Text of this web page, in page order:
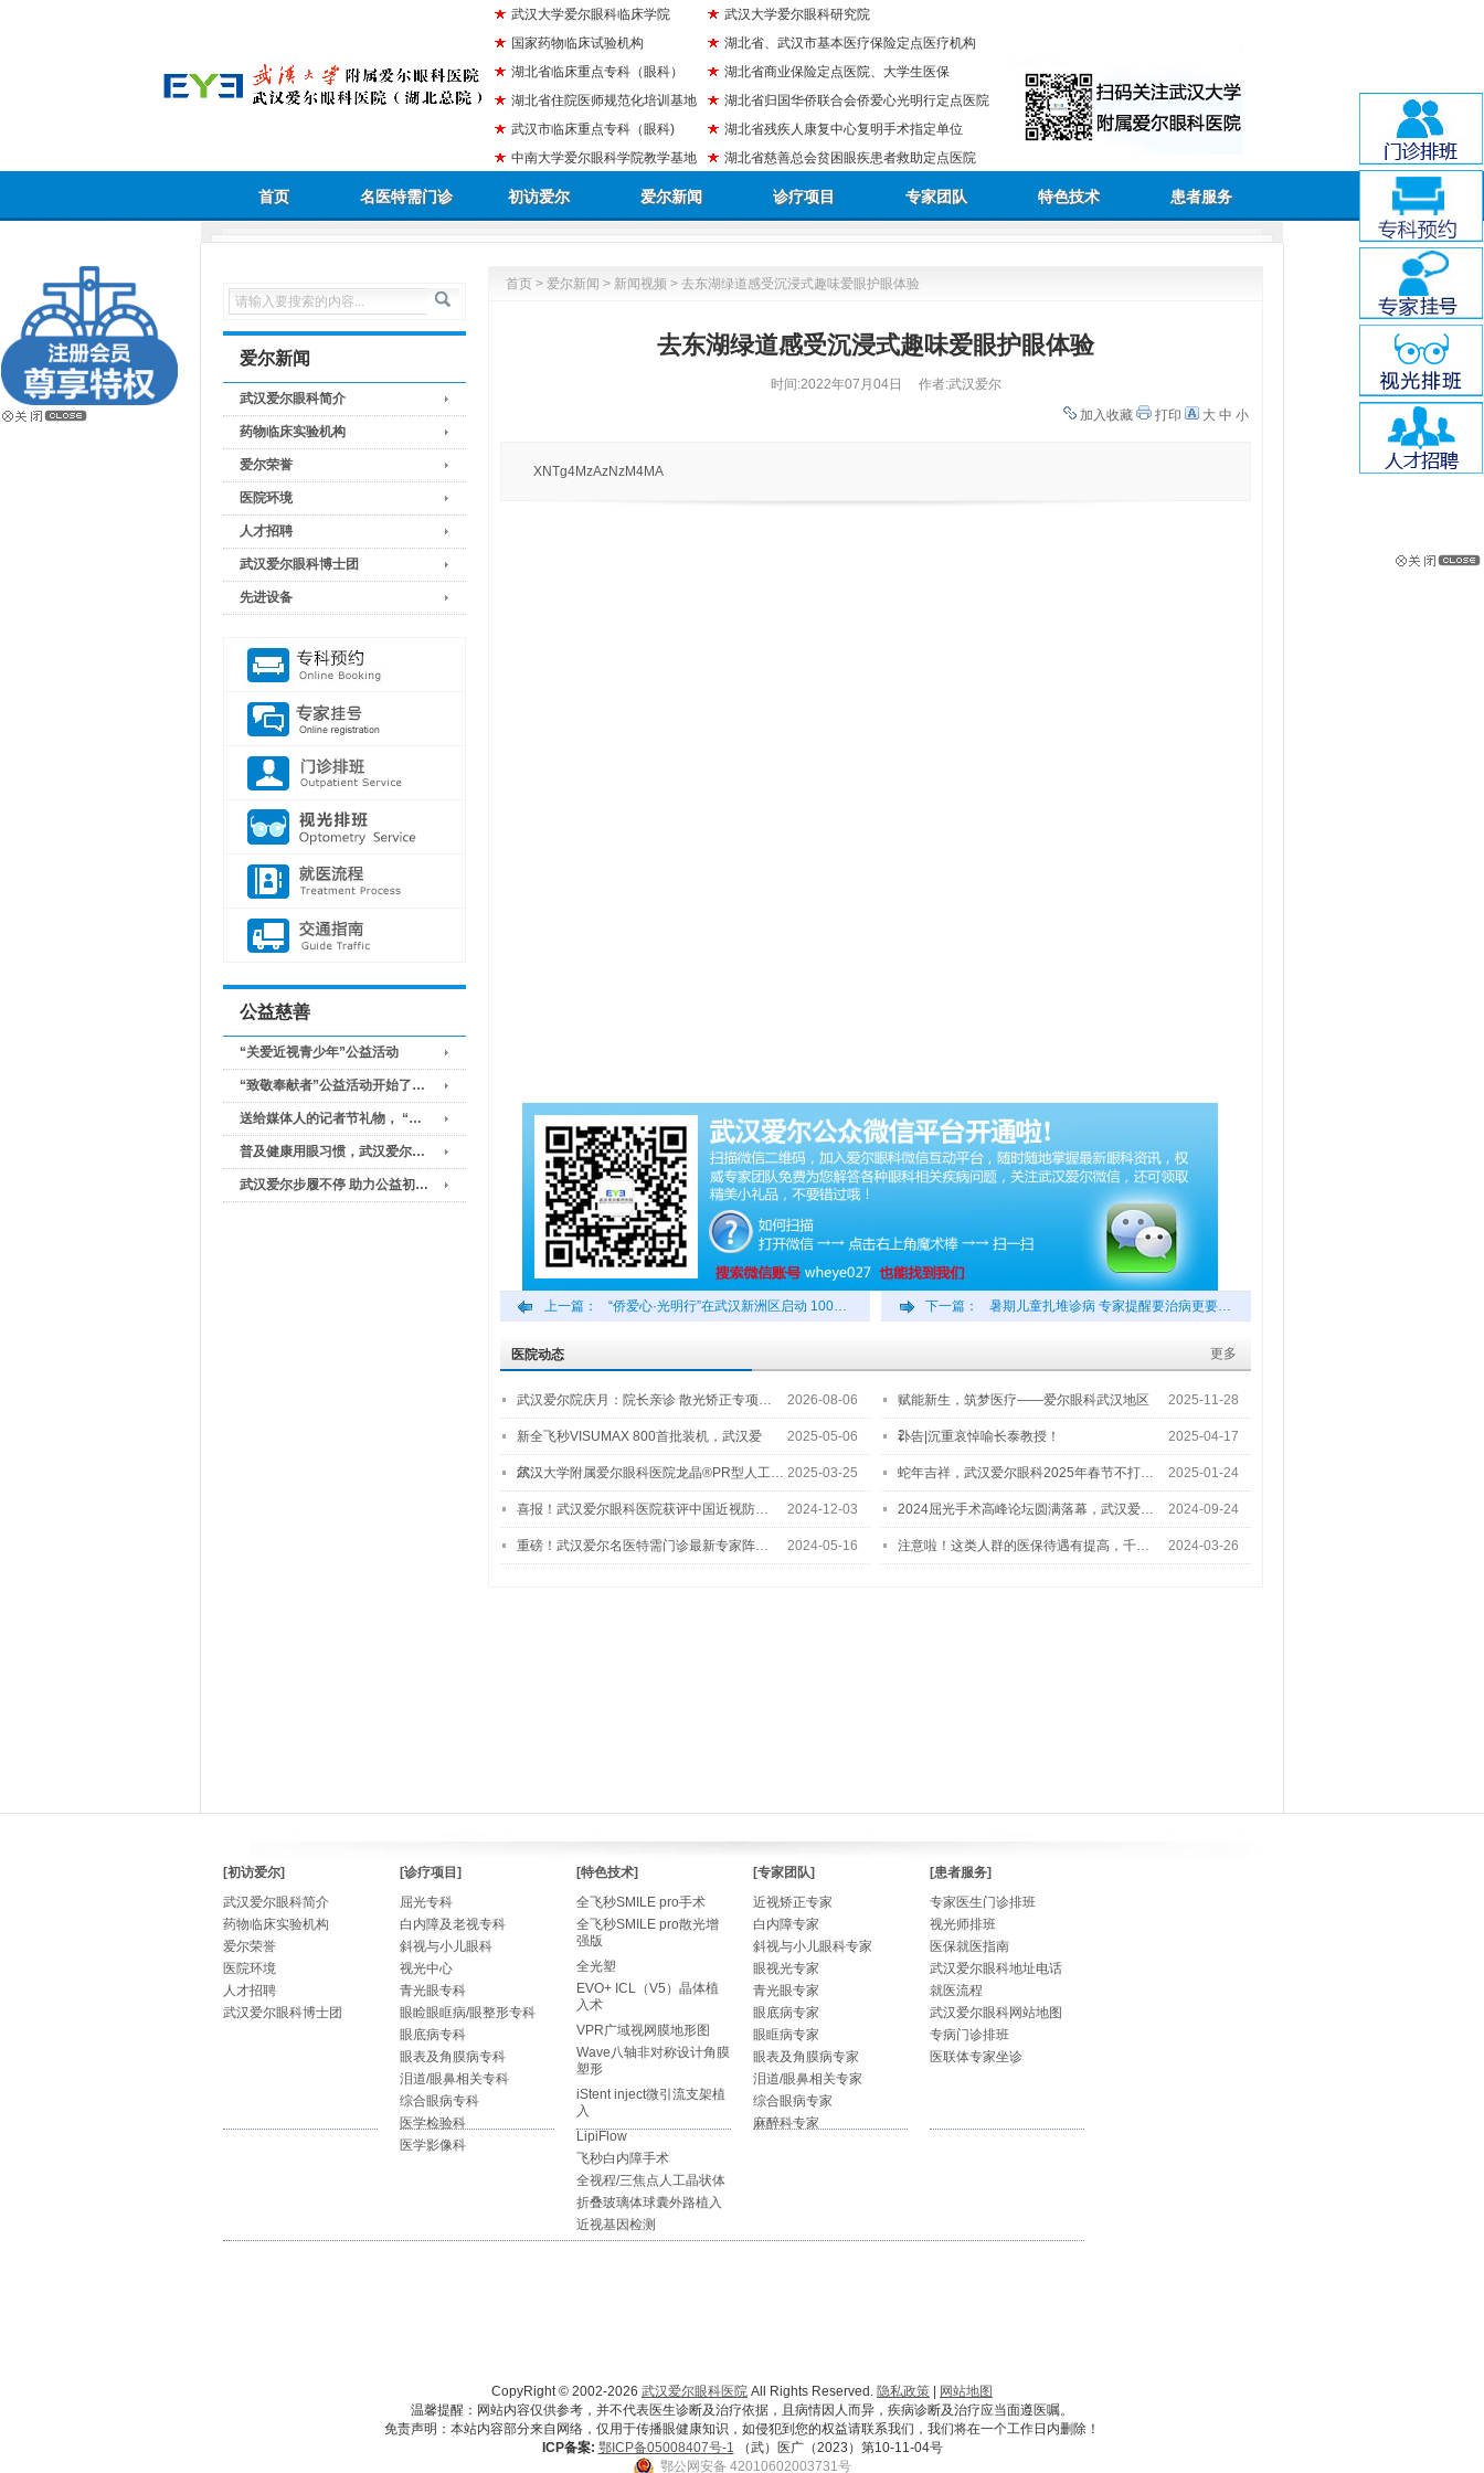
武汉大学爱尔眼科临床学院
国家药物临床试验机构
湖北省临床重点专科（眼科）
湖北省住院医师规范化培训基地
武汉市临床重点专科（眼科)
中南大学爱尔眼科学院教学基地
武汉大学爱尔眼科研究院
湖北省、武汉市基本医疗保险定点医疗机构
湖北省商业保险定点医院、大学生医保
湖北省归国华侨联合会侨爱心光明行定点医院
湖北省残疾人康复中心复明手术指定单位
湖北省慈善总会贫困眼疾患者救助定点医院
首页 名医特需门诊 初访爱尔 爱尔新闻 诊疗项目 专家团队 特色技术 患者服务
爱尔新闻
武汉爱尔眼科简介
药物临床实验机构
爱尔荣誉
医院环境
人才招聘
武汉爱尔眼科博士团
先进设备
公益慈善
“关爱近视青少年”公益活动
“致敬奉献者”公益活动开始了…
送给媒体人的记者节礼物， “…
普及健康用眼习惯，武汉爱尔…
武汉爱尔步履不停 助力公益初…
首页 > 爱尔新闻 > 新闻视频 > 去东湖绿道感受沉浸式趣味爱眼护眼体验
去东湖绿道感受沉浸式趣味爱眼护眼体验
时间:2022年07月04日
作者:武汉爱尔
加入收藏
打印 大 中 小
XNTg4MzAzNzM4MA
上一篇： “侨爱心·光明行”在武汉新洲区启动 100… 下一篇： 暑期儿童扎堆诊病 专家提醒要治病更要…
更多
医院动态
武汉爱尔院庆月：院长亲诊 散光矫正专项… 2026-08-06 赋能新生，筑梦医疗——爱尔眼科武汉地区
2…
2025-11-28
新全飞秒VISUMAX 800首批装机，武汉爱
尔…
2025-05-06 讣告|沉重哀悼喻长泰教授！ 2025-04-17
武汉大学附属爱尔眼科医院龙晶®PR型人工… 2025-03-25 蛇年吉祥，武汉爱尔眼科2025年春节不打… 2025-01-24
喜报！武汉爱尔眼科医院获评中国近视防… 2024-12-03 2024屈光手术高峰论坛圆满落幕，武汉爱… 2024-09-24
重磅！武汉爱尔名医特需门诊最新专家阵… 2024-05-16 注意啦！这类人群的医保待遇有提高，千… 2024-03-26
[初访爱尔]
武汉爱尔眼科简介
药物临床实验机构
爱尔荣誉
医院环境
人才招聘
武汉爱尔眼科博士团
[诊疗项目]
屈光专科
白内障及老视专科
斜视与小儿眼科
视光中心
青光眼专科
眼睑眼眶病/眼整形专科
眼底病专科
眼表及角膜病专科
泪道/眼鼻相关专科
综合眼病专科
医学检验科
医学影像科
[特色技术]
全飞秒SMILE pro手术
全飞秒SMILE pro散光增
强版
全光塑
EVO+ ICL（V5）晶体植
入术
VPR广域视网膜地形图
Wave八轴非对称设计角膜
塑形
iStent inject微引流支架植
入
LipiFlow
飞秒白内障手术
全视程/三焦点人工晶状体
折叠玻璃体球囊外路植入
近视基因检测
[专家团队]
近视矫正专家
白内障专家
斜视与小儿眼科专家
眼视光专家
青光眼专家
眼底病专家
眼眶病专家
眼表及角膜病专家
泪道/眼鼻相关专家
综合眼病专家
麻醉科专家
[患者服务]
专家医生门诊排班
视光师排班
医保就医指南
武汉爱尔眼科地址电话
就医流程
武汉爱尔眼科网站地图
专病门诊排班
医联体专家坐诊
CopyRight © 2002-2026 武汉爱尔眼科医院 All Rights Reserved. 隐私政策
网站地图
温馨提醒：网站内容仅供参考，并不代表医生诊断及治疗依据，且病情因人而异，疾病诊断及治疗应当面遵医嘱。
免责声明：本站内容部分来自网络，仅用于传播眼健康知识，如侵犯到您的权益请联系我们，我们将在一个工作日内删除！
ICP备案: 鄂ICP备05008407号-1 （武）医广（2023）第10-11-04号
鄂公网安备 42010602003731号